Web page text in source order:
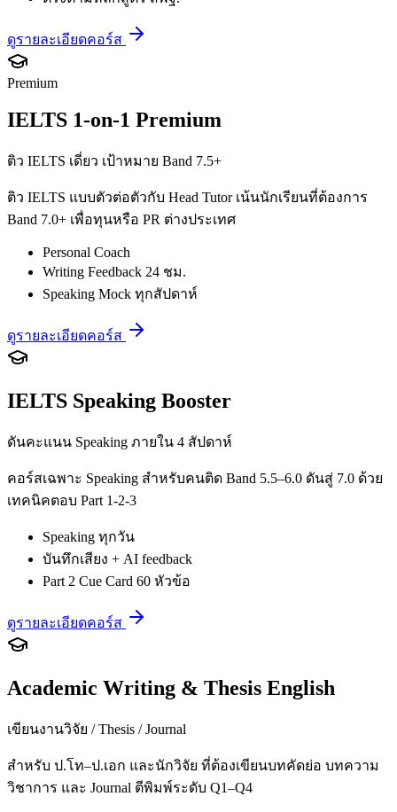
ดูรายละเอียดคอร์ส
Premium
IELTS 1-on-1 Premium
ติว IELTS เดี่ยว เป้าหมาย Band 7.5+
ติว IELTS แบบตัวต่อตัวกับ Head Tutor เน้นนักเรียนที่ต้องการ
Band 7.0+ เพื่อทุนหรือ PR ต่างประเทศ
Personal Coach
Writing Feedback 24 ชม.
Speaking Mock ทุกสัปดาห์
ดูรายละเอียดคอร์ส
IELTS Speaking Booster
ดันคะแนน Speaking ภายใน 4 สัปดาห์
คอร์สเฉพาะ Speaking สำหรับคนติด Band 5.5–6.0 ดันสู่ 7.0 ด้วย
เทคนิคตอบ Part 1-2-3
Speaking ทุกวัน
บันทึกเสียง + AI feedback
Part 2 Cue Card 60 หัวข้อ
ดูรายละเอียดคอร์ส
Academic Writing & Thesis English
เขียนงานวิจัย / Thesis / Journal
สำหรับ ป.โท–ป.เอก และนักวิจัย ที่ต้องเขียนบทคัดย่อ บทความ
วิชาการ และ Journal ตีพิมพ์ระดับ Q1–Q4